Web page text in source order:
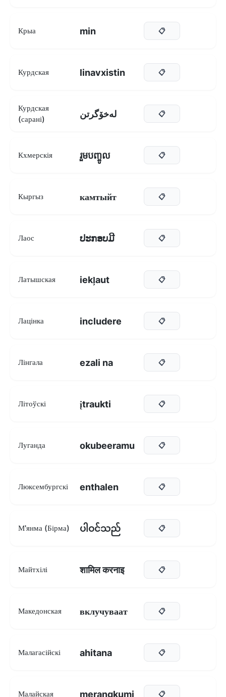
Крыа min 📋
Курдская linavxistin 📋
Курдская
(сарані)
لەخۆگرتن 📋
Кхмерскія រួមបញ្ចូល 📋
Кыргыз камтыйт 📋
Лаос ປະກອບມີ 📋
Латышская iekļaut 📋
Лацінка includere 📋
Лінгала ezali na 📋
Літоўскі įtraukti 📋
Луганда okubeeramu 📋
Люксембургскі enthalen 📋
М'янма (Бірма) ပါဝင်သည် 📋
Майтхілі शामिल करनाइ 📋
Македонская вклучуваат 📋
Малагасійскі ahitana 📋
Малайская merangkumi 📋